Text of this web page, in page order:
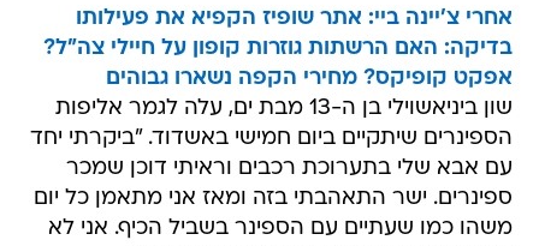
אחרי צ'יינה ביי: אתר שופיז הקפיא את פעילותו
בדיקה: האם הרשתות גוזרות קופון על חיילי צה"ל?
אפקט קופיקס? מחירי הקפה נשארו גבוהים
שון ביניאשוילי בן ה-13 מבת ים, עלה לגמר אליפות
הספינרים שיתקיים ביום חמישי באשדוד. "ביקרתי יחד
עם אבא שלי בתערוכת רכבים וראיתי דוכן שמכר
ספינרים. ישר התאהבתי בזה ומאז אני מתאמן כל יום
משהו כמו שעתיים עם הספינר בשביל הכיף. אני לא